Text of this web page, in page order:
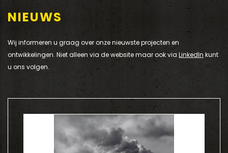
NIEUWS
Wij informeren u graag over onze nieuwste projecten en
ontwikkelingen. Niet alleen via de website maar ook via LinkedIn kunt
u ons volgen.